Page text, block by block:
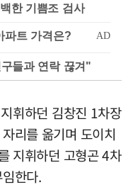
한 기쁨조 검사
들과 연락 끊겨"
휘하던 김창진 1차장
리를 옮기며 도이치
지휘하던 고형곤 4차
한다.